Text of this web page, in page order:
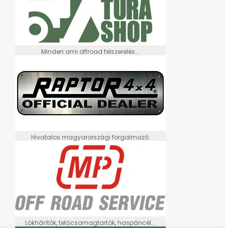
Minden ami offroad felszerelés...
Hivatalos magyarországi forgalmazó.
Lökhárítók, tetőcsomagtartók, haspáncél...